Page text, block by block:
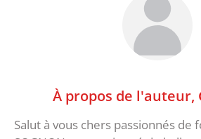
À propos de l'auteur,
Salut à vous chers passionnés de